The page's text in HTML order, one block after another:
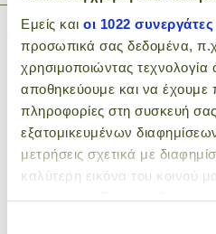
Εμείς και οι 1022
προσωπικά σας δεδομένα,
χρησιμοποιώντας
αποθηκεύουμε και να
πληροφορίες στη συσκευή
εξατομικευμένων
μετρήσεις σχετικά με
καλύτερη εικόνα του κοινού
Black garlic in cloves
(Organic)